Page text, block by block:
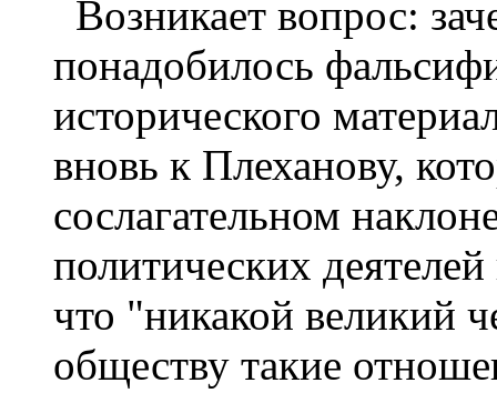
Возникает вопрос:
понадобилось
исторического
вновь к Плеханову,
сослагательном
политических
что "никакой великий
обществу такие